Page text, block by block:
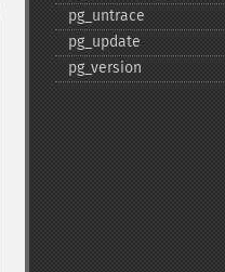
pg_​untrace
pg_​update
pg_​version